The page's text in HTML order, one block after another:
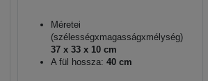
Méretei
(szélességxmagasságxmélység)
37 x 33 x 10 cm
A fül hossza: 40 cm